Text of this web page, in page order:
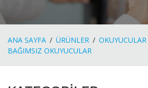
ANA SAYFA ÜRÜNLER
OKUYUCULAR
BAĞIMSIZ OKUYUCULAR